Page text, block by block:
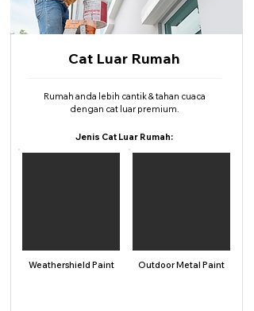
Cat Luar Rumah
Rumah anda lebih cantik & tahan cuaca
dengan cat luar premium.
Jenis Cat Luar Rumah:
Weathershield Paint Outdoor Metal Paint